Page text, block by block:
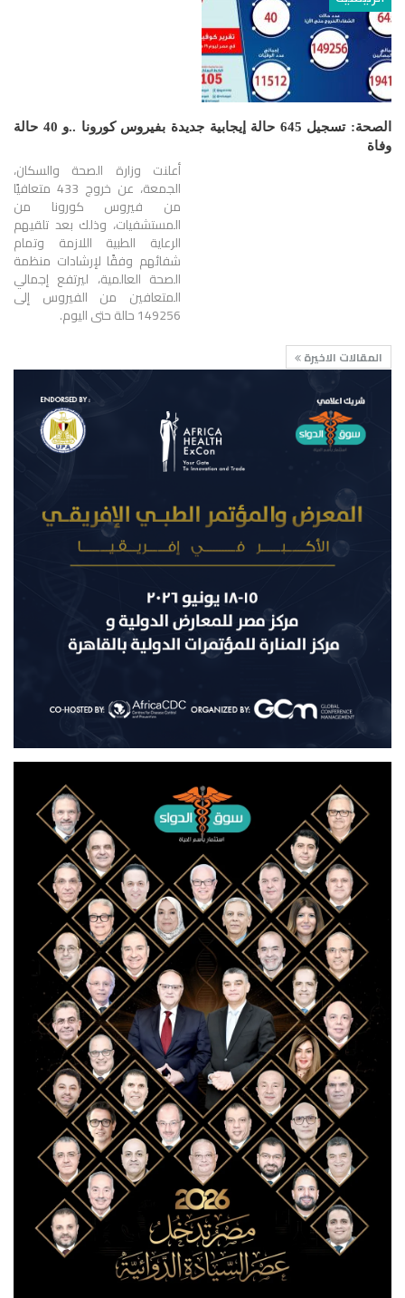
الصحة: تسجيل 645 حالة إيجابية جديدة بفيروس كورونا ..و 40 حالة
وفاة
أعلنت وزارة الصحة والسكان،
الجمعة، عن خروج 433 متعافيًا
من فيروس كورونا من
المستشفيات، وذلك بعد تلقيهم
الرعاية الطبية اللازمة وتمام
شفائهم وفقًا لإرشادات منظمة
الصحة العالمية، ليرتفع إجمالي
المتعافين من الفيروس إلى
149256 حالة حتى اليوم.
المقالات الاخيرة